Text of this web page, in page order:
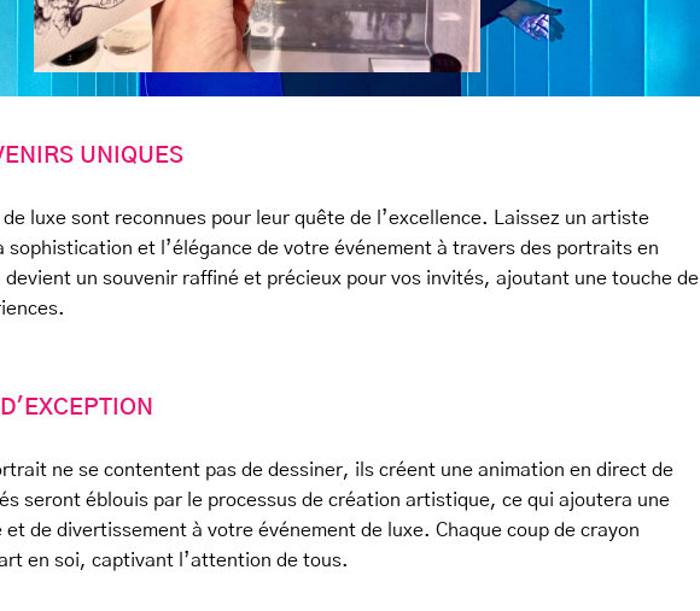
UNIQUES
luxe sont reconnues pour leur quête de l’excellence. Laissez un artiste
et l’élégance de votre événement à travers des portraits en
devient un souvenir raffiné et précieux pour vos invités, ajoutant une touche de
ne se contentent pas de dessiner, ils créent une animation en direct de
seront éblouis par le processus de création artistique, ce qui ajoutera une
et de divertissement à votre événement de luxe. Chaque coup de crayon
en soi, captivant l’attention de tous.